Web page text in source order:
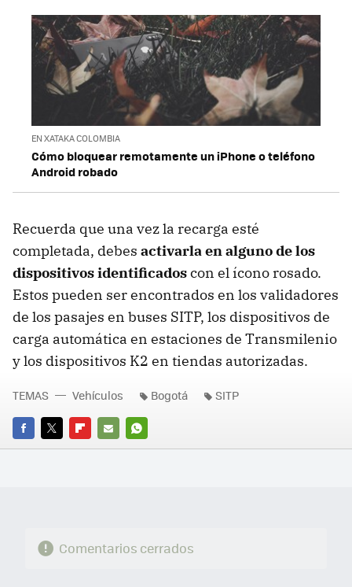
EN XATAKA COLOMBIA
Cómo bloquear remotamente un iPhone o teléfono
Android robado
Recuerda que una vez la recarga esté
completada, debes activarla en alguno de los
dispositivos identificadoscon el ícono rosado.
Estos pueden ser encontrados en los validadores
de los pasajes en buses SITP, los dispositivos de
carga automática en estaciones de Transmilenio
y los dispositivos K2 en tiendas autorizadas.
FACEBOOK
TWITTERFLIPBOARD
E-
WHATSAPP
TEMAS Vehículos Bogotá SITP
Comentarios cerrados